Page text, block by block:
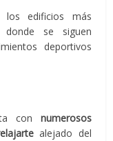
edificios más
donde se siguen
deportivos
con numerosos
alejado del